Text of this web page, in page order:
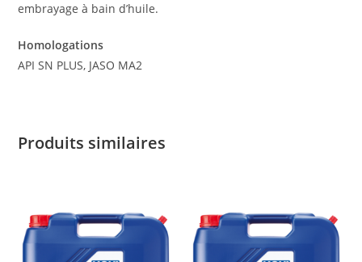
embrayage à bain d’huile.
Homologations
API SN PLUS, JASO MA2
Produits similaires